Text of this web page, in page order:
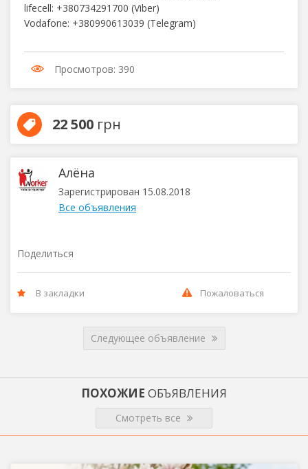
lifecell: +380734291700 (Viber)
Vodafone: +380990613039 (Telegram)
Просмотров: 390
22 500 грн
Алёна
Зарегистрирован 15.08.2018
Все объявления
Поделиться
В закладки Пожаловаться
Следующее объявление
ПОХОЖИЕ ОБЪЯВЛЕНИЯ
Смотреть все